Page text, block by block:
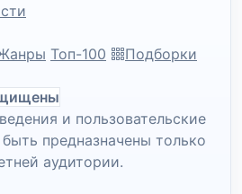
Топ-100
Подборки
и пользовательские
предназначены только
аудитории.